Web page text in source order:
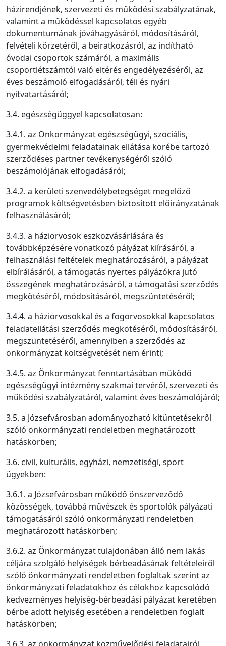
házirendjének, szervezeti és működési szabályzatának,
valamint a működéssel kapcsolatos egyéb
dokumentumának jóváhagyásáról, módosításáról,
felvételi körzetéről, a beiratkozásról, az indítható
óvodai csoportok számáról, a maximális
csoportlétszámtól való eltérés engedélyezéséről, az
éves beszámoló elfogadásáról, téli és nyári
nyitvatartásáról;
3.4. egészségüggyel kapcsolatosan:
3.4.1. az Önkormányzat egészségügyi, szociális,
gyermekvédelmi feladatainak ellátása körébe tartozó
szerződéses partner tevékenységéről szóló
beszámolójának elfogadásáról;
3.4.2. a kerületi szenvedélybetegséget megelőző
programok költségvetésben biztosított előirányzatának
felhasználásáról;
3.4.3. a háziorvosok eszközvásárlására és
továbbképzésére vonatkozó pályázat kiírásáról, a
felhasználási feltételek meghatározásáról, a pályázat
elbírálásáról, a támogatás nyertes pályázókra jutó
összegének meghatározásáról, a támogatási szerződés
megkötéséről, módosításáról, megszüntetéséről;
3.4.4. a háziorvosokkal és a fogorvosokkal kapcsolatos
feladatellátási szerződés megkötéséről, módosításáról,
megszüntetéséről, amennyiben a szerződés az
önkormányzat költségvetését nem érinti;
3.4.5. az Önkormányzat fenntartásában működő
egészségügyi intézmény szakmai tervéről, szervezeti és
működési szabályzatáról, valamint éves beszámolójáról;
3.5. a Józsefvárosban adományozható kitüntetésekről
szóló önkormányzati rendeletben meghatározott
hatáskörben;
3.6. civil, kulturális, egyházi, nemzetiségi, sport
ügyekben:
3.6.1. a Józsefvárosban működő önszerveződő
közösségek, továbbá művészek és sportolók pályázati
támogatásáról szóló önkormányzati rendeletben
meghatározott hatáskörben;
3.6.2. az Önkormányzat tulajdonában álló nem lakás
céljára szolgáló helyiségek bérbeadásának feltételeiről
szóló önkormányzati rendeletben foglaltak szerint az
önkormányzati feladatokhoz és célokhoz kapcsolódó
kedvezményes helyiség-bérbeadási pályázat keretében
bérbe adott helyiség esetében a rendeletben foglalt
hatáskörben;